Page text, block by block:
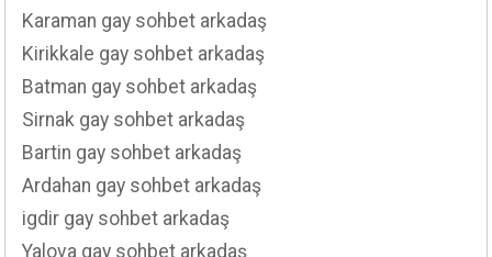
Karaman gay sohbet arkadaş
Kirikkale gay sohbet arkadaş
Batman gay sohbet arkadaş
Sirnak gay sohbet arkadaş
Bartin gay sohbet arkadaş
Ardahan gay sohbet arkadaş
igdir gay sohbet arkadaş
Yalova gay sohbet arkadaş